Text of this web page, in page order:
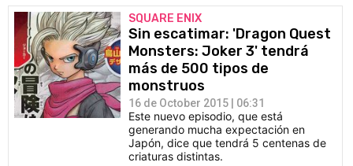
SQUARE ENIX
Sin escatimar: 'Dragon Quest
Monsters: Joker 3' tendrá
más de 500 tipos de
monstruos
16 de October 2015 | 06:31
Este nuevo episodio, que está
generando mucha expectación en
Japón, dice que tendrá 5 centenas de
criaturas distintas.